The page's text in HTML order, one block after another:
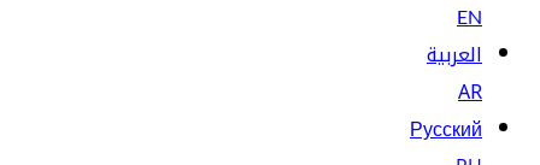
EN
العربية
AR
Русский